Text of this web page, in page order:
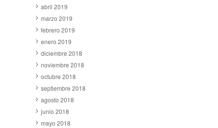
abril 2019
marzo 2019
febrero 2019
enero 2019
diciembre 2018
noviembre 2018
octubre 2018
septiembre 2018
agosto 2018
junio 2018
mayo 2018